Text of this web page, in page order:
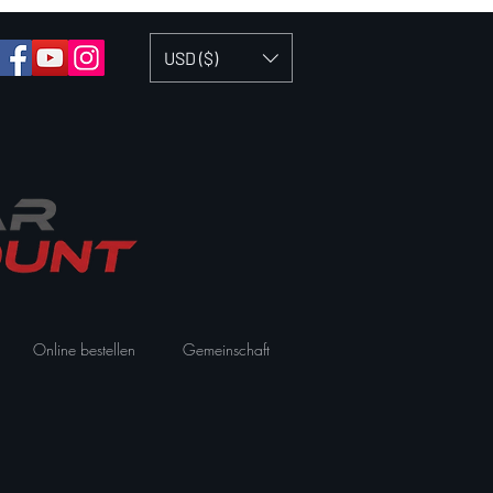
USD ($)
Online bestellen Gemeinschaft